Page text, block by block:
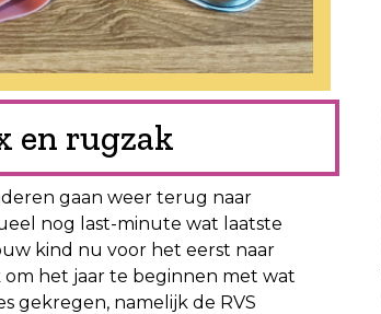
en rugzak
gaan weer terug naar
nog last-minute wat laatste
kind nu voor het eerst naar
om het jaar te beginnen met wat
gekregen, namelijk de RVS